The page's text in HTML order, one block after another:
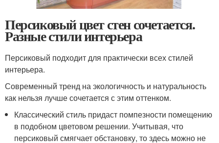
Персиковый цвет стен сочетается.
Разные стили интерьера
Персиковый подходит для практически всех стилей
интерьера.
Современный тренд на экологичность и натуральность
как нельзя лучше сочетается с этим оттенком.
Классический стиль придаст помпезности помещению
в подобном цветовом решении. Учитывая, что
персиковый смягчает обстановку, то здесь можно не